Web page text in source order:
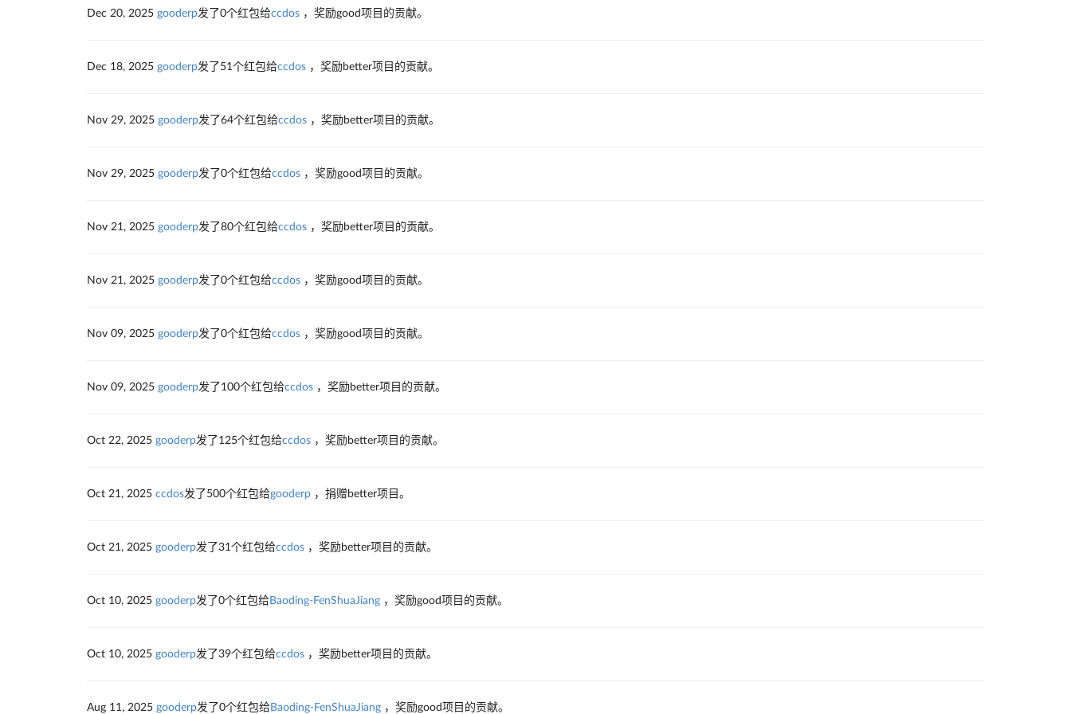
Dec 20, 2025 gooderp发了0个红包给ccdos，奖励good项目的贡献。
Dec 18, 2025 gooderp发了51个红包给ccdos，奖励better项目的贡献。
Nov 29, 2025 gooderp发了64个红包给ccdos，奖励better项目的贡献。
Nov 29, 2025 gooderp发了0个红包给ccdos，奖励good项目的贡献。
Nov 21, 2025 gooderp发了80个红包给ccdos，奖励better项目的贡献。
Nov 21, 2025 gooderp发了0个红包给ccdos，奖励good项目的贡献。
Nov 09, 2025 gooderp发了0个红包给ccdos，奖励good项目的贡献。
Nov 09, 2025 gooderp发了100个红包给ccdos，奖励better项目的贡献。
Oct 22, 2025 gooderp发了125个红包给ccdos，奖励better项目的贡献。
Oct 21, 2025 ccdos发了500个红包给gooderp，捐赠better项目。
Oct 21, 2025 gooderp发了31个红包给ccdos，奖励better项目的贡献。
Oct 10, 2025 gooderp发了0个红包给Baoding-FenShuaJiang，奖励good项目的贡献。
Oct 10, 2025 gooderp发了39个红包给ccdos，奖励better项目的贡献。
Aug 11, 2025 gooderp发了0个红包给Baoding-FenShuaJiang，奖励good项目的贡献。